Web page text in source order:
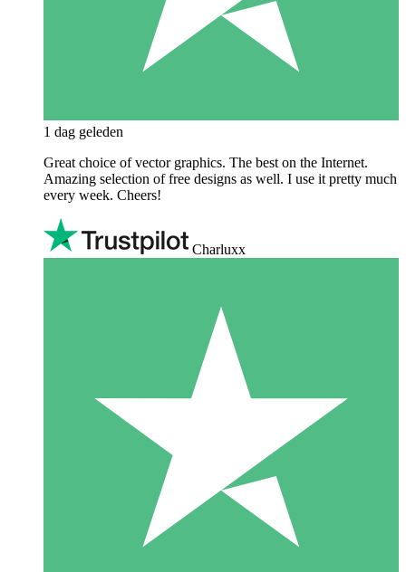
1 dag geleden
Great choice of vector graphics. The best on the Internet.
Amazing selection of free designs as well. I use it pretty much
every week. Cheers!
Charluxx